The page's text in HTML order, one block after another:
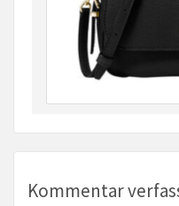
Kommentar